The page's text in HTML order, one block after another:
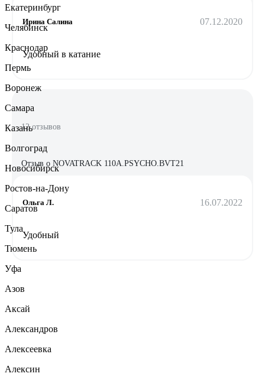
Ирина Салина 07.12.2020
Удобный в катание
12 отзывов
Отзыв о NOVATRACK 110A.PSYCHO.BVT21
Ольга Л. 16.07.2022
Удобный
Екатеринбург
Челябинск
Краснодар
Пермь
Воронеж
Самара
Казань
Волгоград
Новосибирск
Ростов-на-Дону
Саратов
Тула
Тюмень
Уфа
Азов
Аксай
Александров
Алексеевка
Алексин